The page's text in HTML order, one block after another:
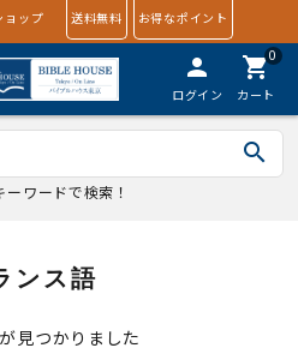
ョップ 送料無料 お得なポイント
person
ログイン
0
shopping_cart
カート
search
ワードで検索！
ンス語
見つかりました